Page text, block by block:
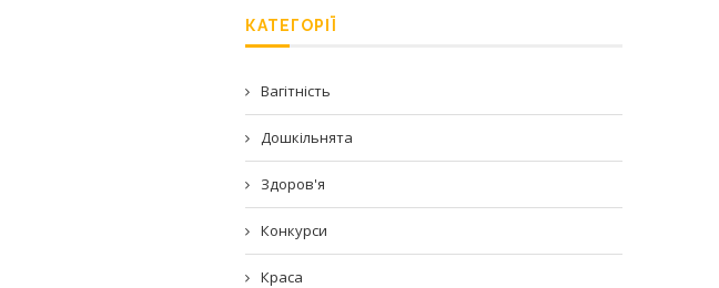
КАТЕГОРІЇ
Вагітність
Дошкільнята
Здоров'я
Конкурси
Краса